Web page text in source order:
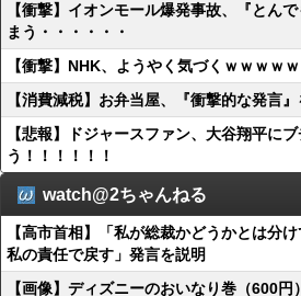
【衝撃】イオンモール爆発事故、『とん
まう・・・・・・
【衝撃】NHK、ようやく気づくｗｗｗｗ
【消費減税】お弁当屋、『衝撃的な発言
【悲報】ドジャースファン、大谷翔平に
う！！！！！！
watch@2ちゃんねる
【高市首相】「私が総裁かどうかとは分
私の責任で戻す」発言を説明
【画像】ディズニーのおいなり巻（600